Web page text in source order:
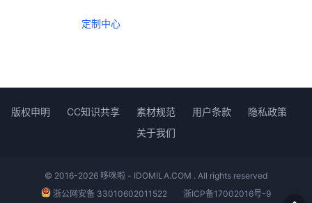
定制中心
版权申明 CC知识共享 素材规范 用户条款
隐私政策
关于我们
© 2016-2026 哆咪啦 - IDOMILA.COM . All rights reserved
浙公网安备 33010602011522
浙ICP备17002016号-9